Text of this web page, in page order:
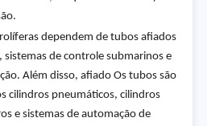
dependem de tubos afiados
sistemas de controle submarinos e
Além disso, afiado Os tubos são
cilindros pneumáticos, cilindros
e sistemas de automação de